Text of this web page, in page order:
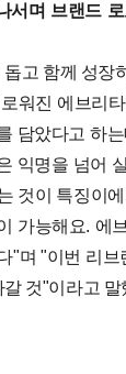
며 브랜드
고 함께 성장
워진 에브리
담았다고 하
익명을 넘어
것이 특징이
가능해요. 에
며 "이번 리
것"이라고 말